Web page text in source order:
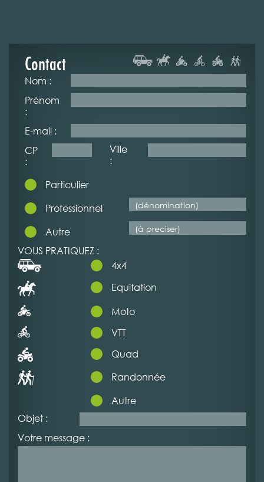
Contact
Nom :
Prénom
:
E-mail :
CP
:
Ville
:
Particulier
Professionnel
Autre
VOUS PRATIQUEZ :
4x4
Equitation
Moto
VTT
Quad
Randonnée
Autre
Objet :
Votre message :